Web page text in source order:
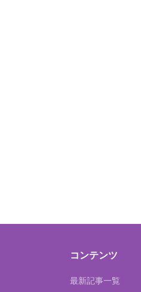
コンテンツ
最新記事一覧